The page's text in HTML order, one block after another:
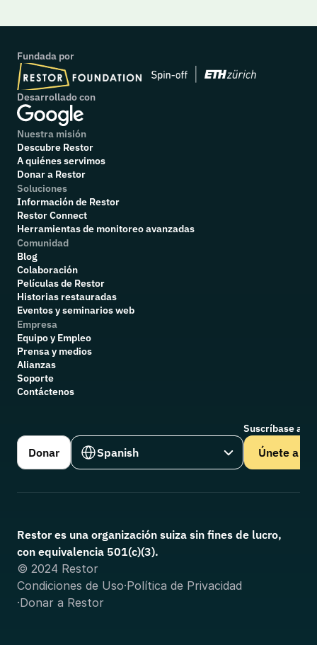
Fundada por
Desarrollado con
Nuestra misión
Descubre Restor
A quiénes servimos
Donar a Restor
Soluciones
Información de Restor
Restor Connect
Herramientas de monitoreo avanzadas
Comunidad
Blog
Colaboración
Películas de Restor
Historias restauradas
Eventos y seminarios web
Empresa
Equipo y Empleo
Prensa y medios
Alianzas
Soporte
Contáctenos
Donar
Select Language
Spanish
Suscríbase a
Únete a
Restor es una organización suiza sin fines de lucro,
con equivalencia 501(c)(3).
© 2024 Restor
Condiciones de Uso·Política de Privacidad
·Donar a Restor